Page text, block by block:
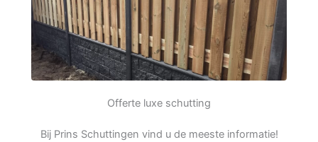
Offerte luxe schutting
Bij Prins Schuttingen vind u de meeste informatie!